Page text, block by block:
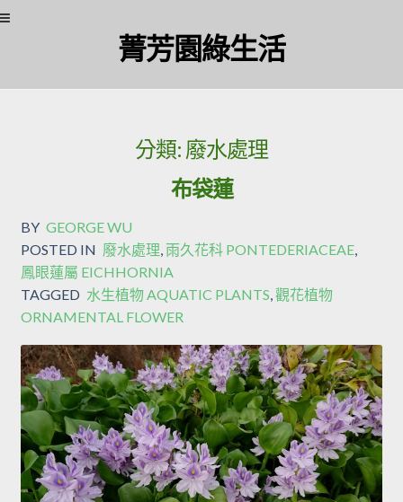
菁芳園綠生活
分類: 廢水處理
布袋蓮
BY GEORGE WU
POSTED IN 廢水處理, 雨久花科 PONTEDERIACEAE,
鳳眼蓮屬 EICHHORNIA
TAGGED 水生植物 AQUATIC PLANTS,觀花植物
ORNAMENTAL FLOWER